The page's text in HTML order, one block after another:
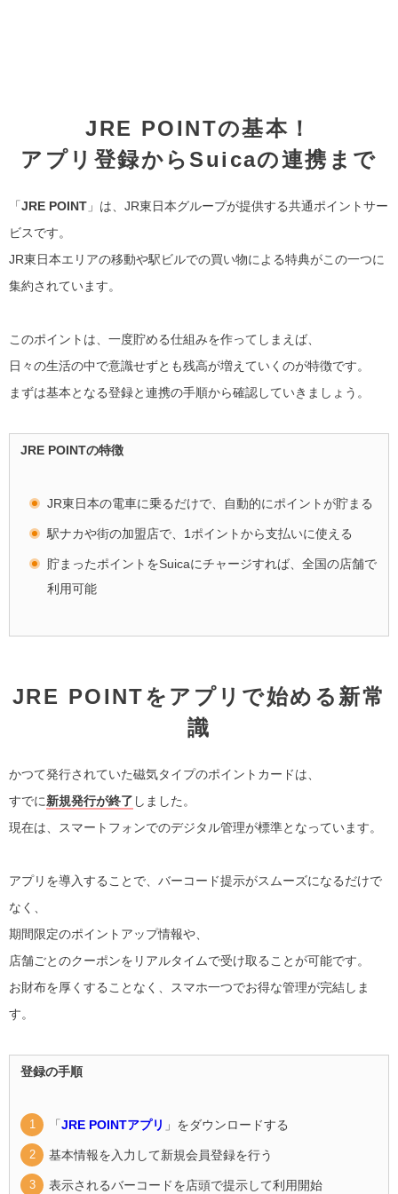
JRE POINTの基本！
アプリ登録からSuicaの連携まで
「JRE POINT 」は、JR東日本グループが提供する共通ポイントサー
ビスです。
JR東日本エリアの移動や駅ビルでの買い物による特典がこの一つに
集約されています。
このポイントは、一度貯める仕組みを作ってしまえば、
日々の生活の中で意識せずとも残高が増えていくのが特徴です。
まずは基本となる登録と連携の手順から確認していきましょう。
JRE POINTの特徴
JR東日本の電車に乗るだけで、自動的にポイントが貯まる
駅ナカや街の加盟店で、1ポイントから支払いに使える
貯まったポイントをSuicaにチャージすれば、全国の店舗で
利用可能
JRE POINTをアプリで始める新常
識
かつて発行されていた磁気タイプのポイントカードは、
すでに新規発行が終了 しました。
現在は、スマートフォンでのデジタル管理が標準となっています。
アプリを導入することで、バーコード提示がスムーズになるだけで
なく、
期間限定のポイントアップ情報や、
店舗ごとのクーポンをリアルタイムで受け取ることが可能です。
お財布を厚くすることなく、スマホ一つでお得な管理が完結しま
す。
登録の手順
「JRE POINTアプリ 」をダウンロードする
基本情報を入力して新規会員登録を行う
表示されるバーコードを店頭で提示して利用開始